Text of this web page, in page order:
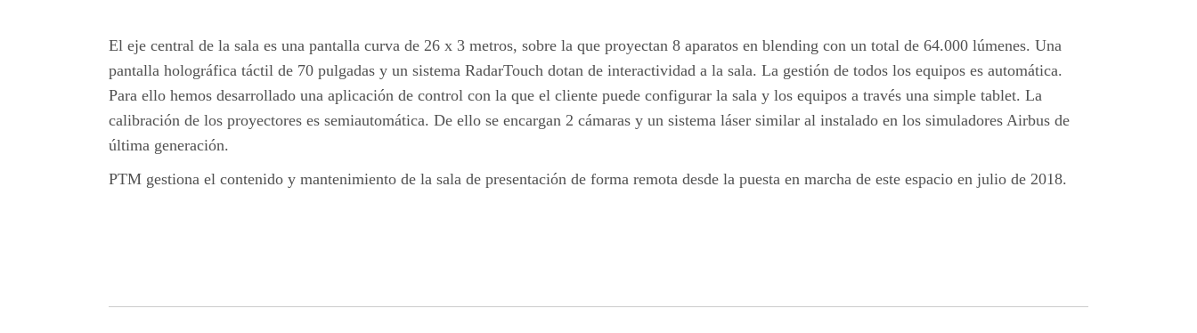
El eje central de la sala es una pantalla curva de 26 x 3 metros, sobre la que proyectan 8 aparatos en blending con un total de 64.000 lúmenes. Una
pantalla holográfica táctil de 70 pulgadas y un sistema RadarTouch dotan de interactividad a la sala. La gestión de todos los equipos es automática.
Para ello hemos desarrollado una aplicación de control con la que el cliente puede configurar la sala y los equipos a través una simple tablet. La
calibración de los proyectores es semiautomática. De ello se encargan 2 cámaras y un sistema láser similar al instalado en los simuladores Airbus de
última generación.
PTM gestiona el contenido y mantenimiento de la sala de presentación de forma remota desde la puesta en marcha de este espacio en julio de 2018.